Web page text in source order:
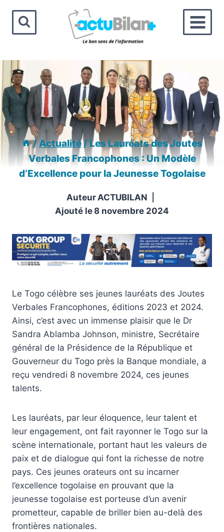
contenu
/Actualité/Les Lauréats des Joutes
Verbales Francophones : Un Modèle
d’Excellence pour la Jeunesse Togolaise
Auteur ACTUBILAN
Ajouté le8 novembre 2024
Le Togo célèbre ses jeunes lauréats des Joutes
Verbales Francophones, éditions 2023 et 2024.
Ainsi, c’est avec un immense plaisir que le Dr
Sandra Ablamba Johnson, ministre, Secrétaire
général de la Présidence de la République et
Gouverneur du Togo près la Banque mondiale, a
reçu vendredi 8 novembre 2024, ces jeunes
talents.
Les lauréats, par leur éloquence, leur talent et
leur engagement, ont fait rayonner le Togo sur la
scène internationale, portant haut les valeurs de
paix et de dialogue qui font la richesse de notre
pays. Ces jeunes orateurs ont su incarner
l’excellence togolaise en prouvant que la
jeunesse togolaise est porteuse d’un avenir
prometteur, capable de briller bien au-delà des
frontières nationales.